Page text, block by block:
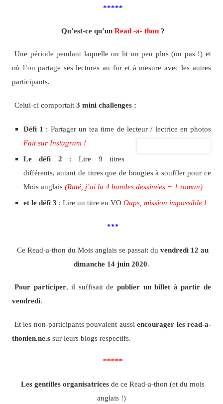
*****
Qu’est-ce qu’un Read -a- thon?
Une période pendant laquelle on lit un peu plus (ou pas !) et
où l’on partage ses lectures au fur et à mesure avec les autres
participants.
Celui-ci comportait 3 mini challenges :
Défi 1 : Partager un tea time de lecteur / lectrice en photos
Fait sur Instagram !
Le défi 2 : Lire 9 titres
différents, autant de titres que de bougies à souffler pour ce
Mois anglais (Raté, j’ai lu 4 bandes dessinées + 1 roman)
et le défi 3 : Lire un titre en VO Oups, mission impossible !
***
Ce Read-a-thon du Mois anglais se passait du vendredi 12 au
dimanche 14 juin 2020.
Pour participer, il suffisait depublier un billet à partir de
vendredi.
Et les non-participants pouvaient aussiencourager les read-a-
thonien.ne.ssur leurs blogs respectifs.
*****
Les gentilles organisatrices de ce Read-a-thon (et du mois
anglais !)